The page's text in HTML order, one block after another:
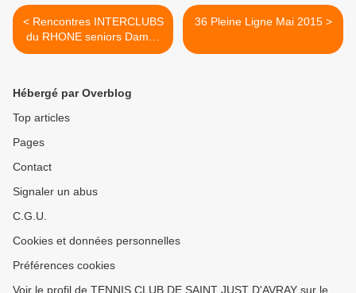
< Rencontres INTERCLUBS
du RHONE seniors Dames
2015
36 Pleine Ligne Mai 2015 >
Hébergé par Overblog
Top articles
Pages
Contact
Signaler un abus
C.G.U.
Cookies et données personnelles
Préférences cookies
Voir le profil de TENNIS CLUB DE SAINT JUST D'AVRAY sur le